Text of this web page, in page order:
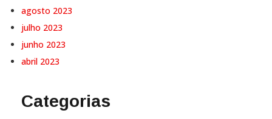
agosto 2023
julho 2023
junho 2023
abril 2023
Categorias